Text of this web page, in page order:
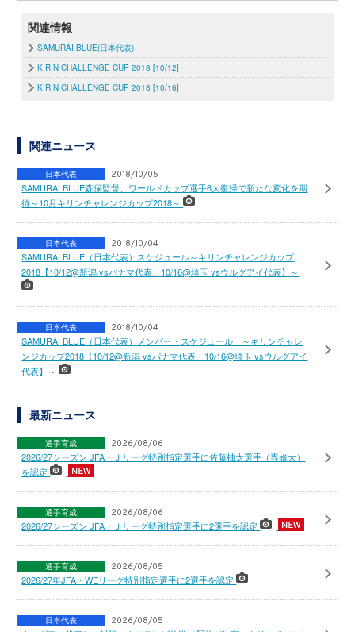
関連情報
SAMURAI BLUE(日本代表)
KIRIN CHALLENGE CUP 2018 [10/12]
KIRIN CHALLENGE CUP 2018 [10/16]
関連ニュース
日本代表 2018/10/05
SAMURAI BLUE森保監督、ワールドカップ選手6人復帰で新たな変化を期
待～10月キリンチャレンジカップ2018～
日本代表 2018/10/04
SAMURAI BLUE（日本代表）スケジュール～キリンチャレンジカップ
2018【10/12@新潟 vsパナマ代表、10/16@埼玉 vsウルグアイ代表】～
日本代表 2018/10/04
SAMURAI BLUE（日本代表）メンバー・スケジュール ～キリンチャレ
ンジカップ2018【10/12@新潟 vsパナマ代表、10/16@埼玉 vsウルグアイ
代表】～
最新ニュース
選手育成 2026/08/06
2026/27シーズン JFA・Ｊリーグ特別指定選手に佐藤柚太選手（専修大）
を認定
選手育成 2026/08/06
2026/27シーズン JFA・Ｊリーグ特別指定選手に2選手を認定
選手育成 2026/08/05
2026/27年JFA・WEリーグ特別指定選手に2選手を認定
日本代表 2026/08/05